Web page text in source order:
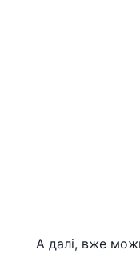
А далі, вже